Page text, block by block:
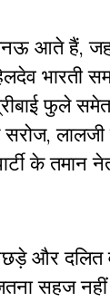
आते हैं, जहां
भारती
फुले
लालजी
के तमान
और दलित
सहज